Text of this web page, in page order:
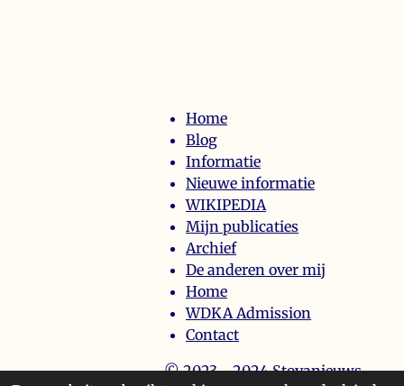
Home
Blog
Informatie
Nieuwe informatie
WIKIPEDIA
Mijn publicaties
Archief
De anderen over mij
Home
WDKA Admission
Contact
© 2023 - 2024 Stoyanieuws